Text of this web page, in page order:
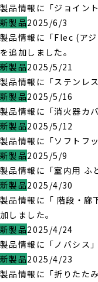
製品情報に「ジョイン
新製品2025/6/3
製品情報に「Flec (ア
を追加しました。
新製品2025/5/21
製品情報に「ステンレ
新製品2025/5/16
製品情報に「消火器カ
新製品2025/5/12
製品情報に「ソフトフ
新製品2025/5/9
製品情報に「室内用 ふ
新製品2025/4/30
製品情報に「 階段・廊
加しました。
新製品2025/4/24
製品情報に「ノバシス
新製品2025/4/23
製品情報に「折りたた